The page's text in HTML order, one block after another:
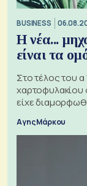
BUSINESS
Η νέα...
είναι τα
Στο τέλος του
χαρτοφυλακίου
είχε
Αγης Μάρκου